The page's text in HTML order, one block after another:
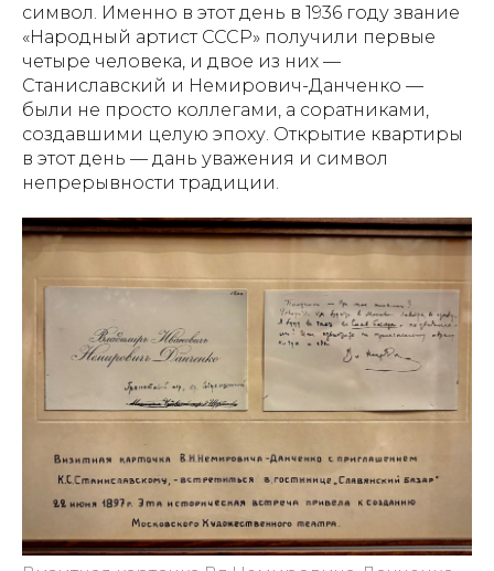
символ. Именно в этот день в 1936 году звание
«Народный артист СССР» получили первые
четыре человека, и двое из них —
Станиславский и Немирович-Данченко —
были не просто коллегами, а соратниками,
создавшими целую эпоху. Открытие квартиры
в этот день — дань уважения и символ
непрерывности традиции.